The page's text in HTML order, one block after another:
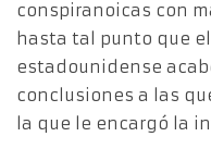
conspiranoicas con
hasta tal punto que
estadounidense
conclusiones a las
la que le encargó la